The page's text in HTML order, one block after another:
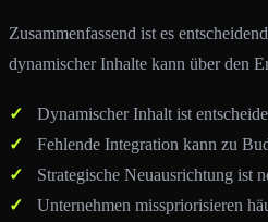
Zusammenfassend ist es
dynamischer Inhalte kann über den
Dynamischer Inhalt ist
Fehlende Integration kann zu
Strategische Neuausrichtung ist
Unternehmen misspriorisieren